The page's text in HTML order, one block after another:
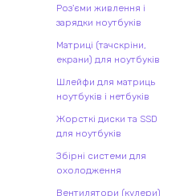
Роз'єми живлення і
зарядки ноутбуків
Матриці (тачскріни,
екрани) для ноутбуків
Шлейфи для матриць
ноутбуків і нетбуків
Жорсткі диски та SSD
для ноутбуків
Збірні системи для
охолодження
Вентилятори (кулери)